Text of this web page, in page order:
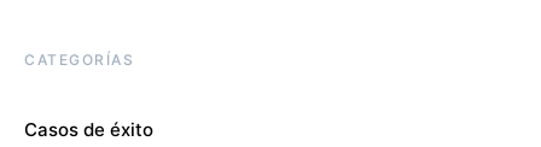
CATEGORÍAS
Casos de éxito